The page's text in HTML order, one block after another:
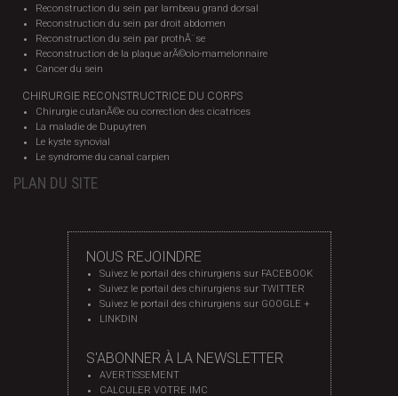
Reconstruction du sein par lambeau grand dorsal
Reconstruction du sein par droit abdomen
Reconstruction du sein par prothÃ¨se
Reconstruction de la plaque arÃ©olo-mamelonnaire
Cancer du sein
CHIRURGIE RECONSTRUCTRICE DU CORPS
Chirurgie cutanÃ©e ou correction des cicatrices
La maladie de Dupuytren
Le kyste synovial
Le syndrome du canal carpien
PLAN DU SITE
NOUS REJOINDRE
Suivez le portail des chirurgiens sur FACEBOOK
Suivez le portail des chirurgiens sur TWITTER
Suivez le portail des chirurgiens sur GOOGLE +
LINKDIN
S'ABONNER À LA NEWSLETTER
AVERTISSEMENT
CALCULER VOTRE IMC